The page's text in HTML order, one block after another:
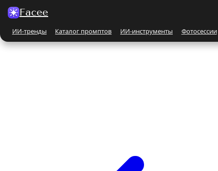
Facee
ИИ-тренды Каталог промптов ИИ-инструменты Фотосессии
Все ИИ-тренды